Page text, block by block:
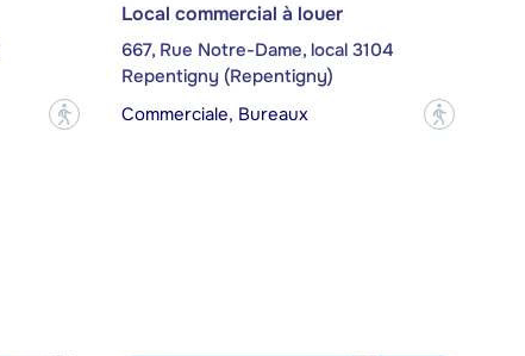
?
Local commercial à louer
667, Rue Notre-Dame, local 3104
Repentigny (Repentigny)
Commerciale, Bureaux
?